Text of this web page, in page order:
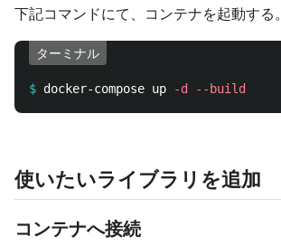
下記コマンドにて、コンテナを起動する。
ターミナル
$ docker-compose up -d --build
使いたいライブラリを追加
コンテナへ接続